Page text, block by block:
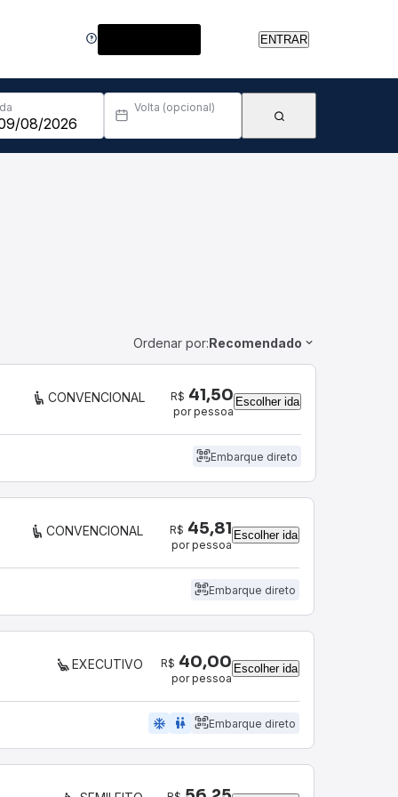
ENTRAR
Volta (opcional)
Ordenar por:Recomendado
CONVENCIONAL R$ 41,50
por pessoa
Escolher ida
Embarque direto
CONVENCIONAL R$ 45,81
por pessoa
Escolher ida
Embarque direto
EXECUTIVO R$ 40,00
por pessoa
Escolher ida
ac_unit wc Embarque direto